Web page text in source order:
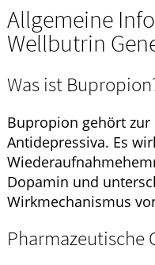
Allgemeine
Wellbutrin
Was ist
Bupropion gehört
Antidepressiva. Es
Dopamin und
Wirkmechanismus
Pharmazeutische